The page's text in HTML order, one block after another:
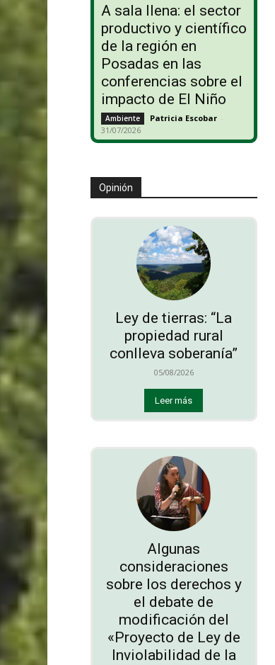
A sala llena: el sector
productivo y científico
de la región en
Posadas en las
conferencias sobre el
impacto de El Niño
Ambiente Patricia Escobar -
31/07/2026
Opinión
Ley de tierras: “La
propiedad rural
conlleva soberanía”
05/08/2026
Leer más
Algunas
consideraciones
sobre los derechos y
el debate de
modificación del
«Proyecto de Ley de
Inviolabilidad de la